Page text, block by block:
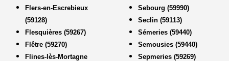
Flers-en-Escrebieux
(59128)
Flesquières (59267)
Flêtre (59270)
Flines-lès-Mortagne
Sebourg (59990)
Seclin (59113)
Sémeries (59440)
Semousies (59440)
Sepmeries (59269)